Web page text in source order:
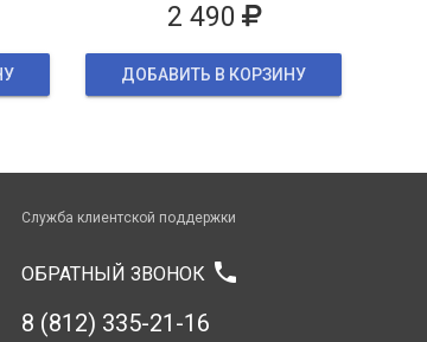
2 490
ДОБАВИТЬ В КОРЗИНУ
Служба клиентской поддержки
ОБРАТНЫЙ ЗВОНОК phone
8 (812) 335-21-16